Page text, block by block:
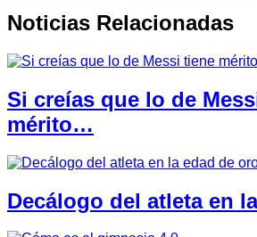
Noticias Relacionadas
Si creías que lo de
mérito…
Decálogo del atleta en